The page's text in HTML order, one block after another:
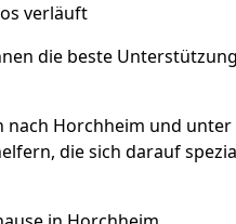
verläuft
die beste
nach Horchheim und
die sich darauf